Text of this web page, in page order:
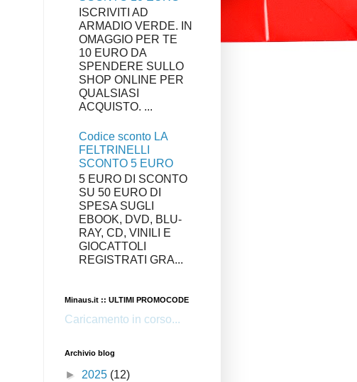
ISCRIVITI AD
ARMADIO VERDE. IN
OMAGGIO PER TE
10 EURO DA
SPENDERE SULLO
SHOP ONLINE PER
QUALSIASI
ACQUISTO. ...
Codice sconto LA
FELTRINELLI
SCONTO 5 EURO
5 EURO DI SCONTO
SU 50 EURO DI
SPESA SUGLI
EBOOK, DVD, BLU-
RAY, CD, VINILI E
GIOCATTOLI
REGISTRATI GRA...
Minaus.it :: ULTIMI PROMOCODE
Caricamento in corso...
Archivio blog
► 2025 (12)